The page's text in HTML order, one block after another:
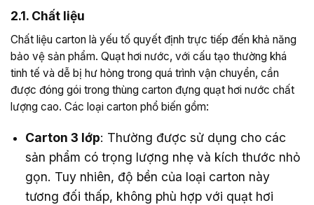
2.1. Chất liệu
Chất liệu carton là yếu tố quyết định trực tiếp đến khả năng
bảo vệ sản phẩm. Quạt hơi nước, với cấu tạo thường khá
tinh tế và dễ bị hư hỏng trong quá trình vận chuyển, cần
được đóng gói trong thùng carton đựng quạt hơi nước chất
lượng cao. Các loại carton phổ biến gồm:
Carton 3 lớp: Thường được sử dụng cho các
sản phẩm có trọng lượng nhẹ và kích thước nhỏ
gọn. Tuy nhiên, độ bền của loại carton này
tương đối thấp, không phù hợp với quạt hơi